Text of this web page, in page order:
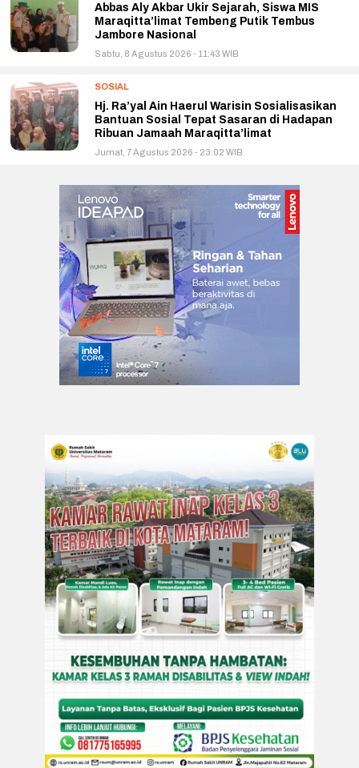
Abbas Aly Akbar Ukir Sejarah, Siswa MIS
Maraqitta’limat Tembeng Putik Tembus
Jambore Nasional
Sabtu, 8 Agustus 2026 - 11:43 WIB
SOSIAL
Hj. Ra’yal Ain Haerul Warisin Sosialisasikan
Bantuan Sosial Tepat Sasaran di Hadapan
Ribuan Jamaah Maraqitta’limat
Jumat, 7 Agustus 2026 - 23:02 WIB